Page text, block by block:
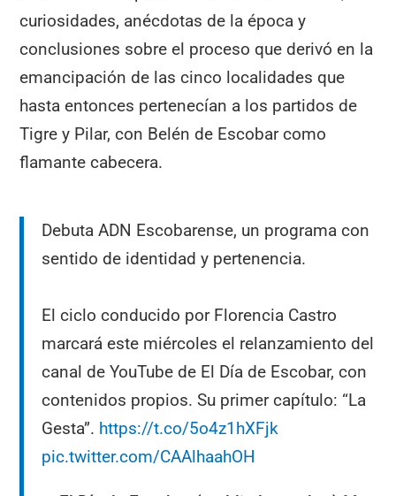
curiosidades, anécdotas de la época y
conclusiones sobre el proceso que derivó en la
emancipación de las cinco localidades que
hasta entonces pertenecían a los partidos de
Tigre y Pilar, con Belén de Escobar como
flamante cabecera.
Debuta ADN Escobarense, un programa con
sentido de identidad y pertenencia.
El ciclo conducido por Florencia Castro
marcará este miércoles el relanzamiento del
canal de YouTube de El Día de Escobar, con
contenidos propios. Su primer capítulo: “La
Gesta”. https://t.co/5o4z1hXFjk
pic.twitter.com/CAAlhaahOH